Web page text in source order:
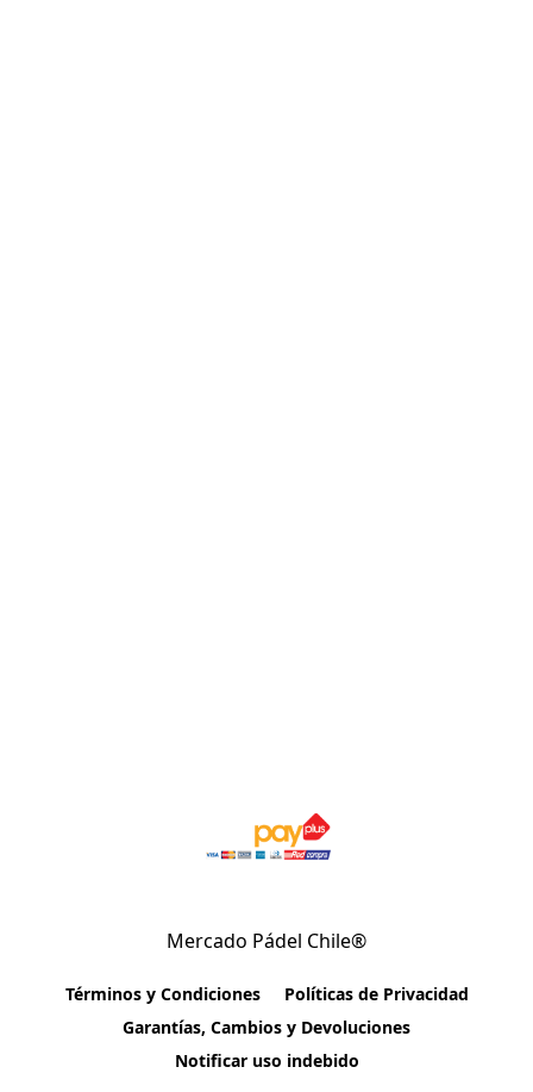
Mercado Pádel Chile®
Términos y Condiciones
Políticas de Privacidad
Garantías, Cambios y Devoluciones
Notificar uso indebido